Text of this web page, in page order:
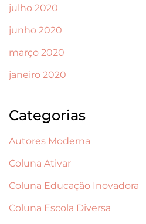
julho 2020
junho 2020
março 2020
janeiro 2020
Categorias
Autores Moderna
Coluna Ativar
Coluna Educação Inovadora
Coluna Escola Diversa